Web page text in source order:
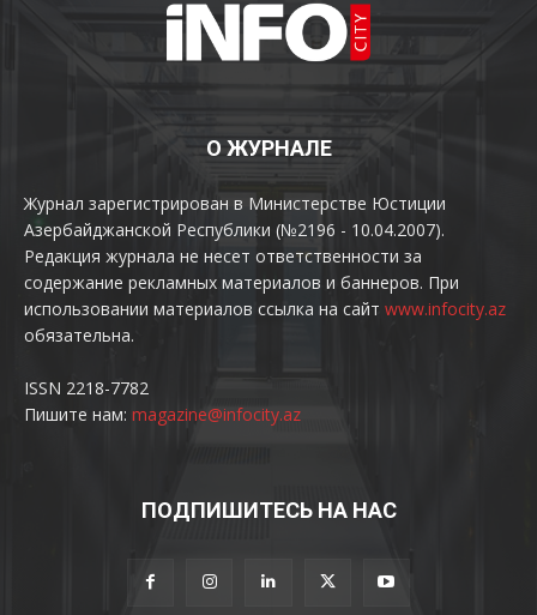
О ЖУРНАЛЕ
Журнал зарегистрирован в Министерстве Юстиции
Азербайджанской Республики (№2196 - 10.04.2007).
Редакция журнала не несет ответственности за
содержание рекламных материалов и баннеров. При
использовании материалов ссылка на сайт www.infocity.az
обязательна.
ISSN 2218-7782
Пишите нам: magazine@infocity.az
ПОДПИШИТЕСЬ НА НАС